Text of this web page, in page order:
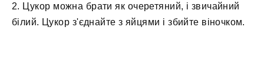
2. Цукор можна брати як очеретяний, і звичайний
білий. Цукор з'єднайте з яйцями і збийте віночком.